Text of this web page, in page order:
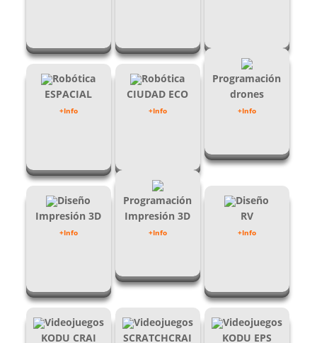
Robótica
ESPACIAL
+Info
Robótica
CIUDAD ECO
+Info
Programación
drones
+Info
Diseño
Impresión 3D
+Info
Programación
Impresión 3D
+Info
Diseño
RV
+Info
Videojuegos
KODU CRAI
Videojuegos
SCRATCHCRAI
Videojuegos
KODU EPS